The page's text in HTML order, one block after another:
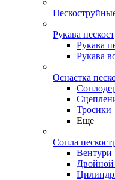
Рукава
Рукава
Рукава
Оснастка
Тросики
Еще
Сопла
Вентури